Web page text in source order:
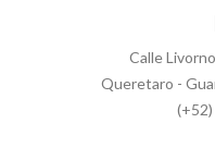
Calle
Queretaro -